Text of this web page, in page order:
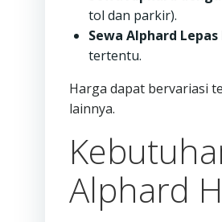
tol dan parkir).
Sewa Alphard Lepas
tertentu.
Harga dapat bervariasi
lainnya.
Alphard